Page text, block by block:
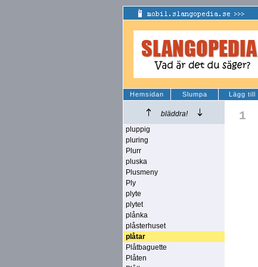
Hemsidan Slumpa Lägg till
bläddra!
pluppig
pluring
Plurr
pluska
Plusmeny
Ply
plyte
plytet
plånka
plåsterhuset
plåtar
Plåtbaguette
Plåten
1